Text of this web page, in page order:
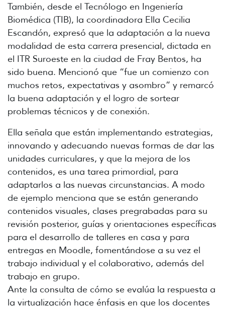
También, desde el Tecnólogo en Ingeniería
Biomédica (TIB), la coordinadora Ella Cecilia
Escandón, expresó que la adaptación a la nueva
modalidad de esta carrera presencial, dictada en
el ITR Suroeste en la ciudad de Fray Bentos, ha
sido buena. Mencionó que “fue un comienzo con
muchos retos, expectativas y asombro” y remarcó
la buena adaptación y el logro de sortear
problemas técnicos y de conexión.
Ella señala que están implementando estrategias,
innovando y adecuando nuevas formas de dar las
unidades curriculares, y que la mejora de los
contenidos, es una tarea primordial, para
adaptarlos a las nuevas circunstancias. A modo
de ejemplo menciona que se están generando
contenidos visuales, clases pregrabadas para su
revisión posterior, guías y orientaciones específicas
para el desarrollo de talleres en casa y para
entregas en Moodle, fomentándose a su vez el
trabajo individual y el colaborativo, además del
trabajo en grupo.
Ante la consulta de cómo se evalúa la respuesta a
la virtualización hace énfasis en que los docentes